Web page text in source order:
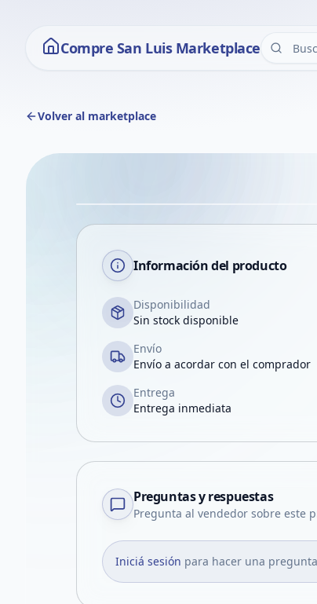
Compre San Luis Marketplace
Volver al marketplace
Información del producto
Disponibilidad
Sin stock disponible
Envío
Envío a acordar con el comprador
Entrega
Entrega inmediata
Preguntas y respuestas
Pregunta al vendedor sobre este
Iniciá sesión para hacer una